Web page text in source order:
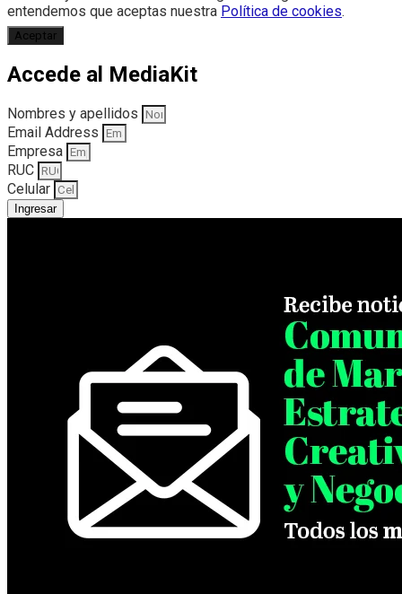
entendemos que aceptas nuestra Política de cookies.
Aceptar
Accede al MediaKit
Nombres y apellidos
Email Address
Empresa
RUC
Celular
Ingresar